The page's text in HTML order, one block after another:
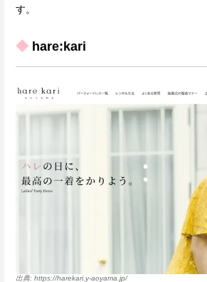
す。
◆ hare:kari
https://harekari.y-aoyama.jp/